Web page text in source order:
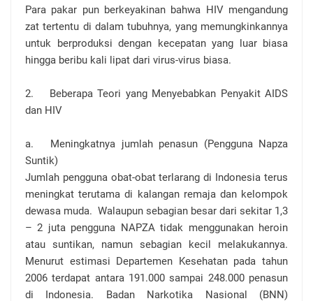
Para pakar pun berkeyakinan bahwa HIV mengandung
zat tertentu di dalam tubuhnya, yang memungkinkannya
untuk berproduksi dengan kecepatan yang luar biasa
hingga beribu kali lipat dari virus-virus biasa.
2.
Beberapa Teori yang Menyebabkan Penyakit AIDS
dan HIV
a.
Meningkatnya jumlah penasun (Pengguna Napza
Suntik)
Jumlah pengguna obat-obat terlarang di Indonesia terus
meningkat terutama di kalangan remaja dan kelompok
dewasa muda. Walaupun sebagian besar dari sekitar 1,3
– 2 juta pengguna NAPZA tidak menggunakan heroin
atau suntikan, namun sebagian kecil melakukannya.
Menurut estimasi Departemen Kesehatan pada tahun
2006 terdapat antara 191.000 sampai 248.000 penasun
di Indonesia. Badan Narkotika Nasional (BNN)